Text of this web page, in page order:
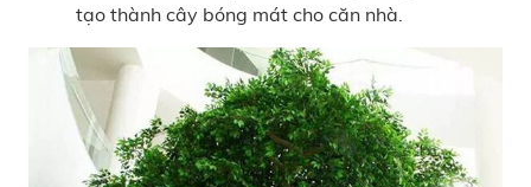
tạo thành cây bóng mát cho căn nhà.